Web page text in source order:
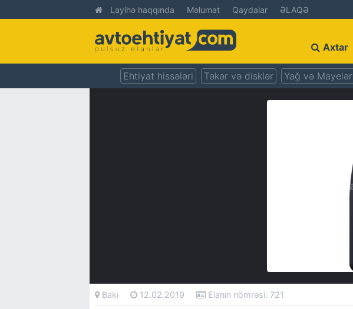
Layihə haqqında Məlumat Qaydalar ƏLAQƏ
Axtar
Ehtiyat hissələri Təkər və disklər Yağ və Mayelər
Bakı 12.02.2019 Elanın nömrəsi: 721